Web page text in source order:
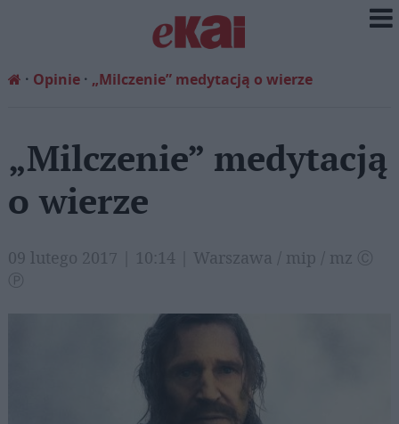
Opinie „Milczenie” medytacją o wierze
„Milczenie” medytacją
o wierze
09 lutego 2017 | 10:14 | Warszawa / mip / mz Ⓒ
Ⓟ